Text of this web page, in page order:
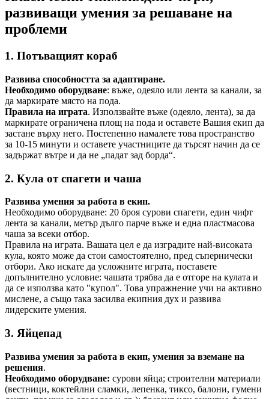
развиващи умения за решаване на
проблеми
1. Потъващият кораб
Развива способността за адаптиране.
Необходимо оборудване: въже, одеяло или лента за канали, за
да маркирате място на пода.
Правила на играта. Използвайте въже (одеяло, лента), за да
маркирате ограничена площ на пода и оставете Вашия екип да
застане върху него. Постепенно намалете това пространство
за 10-15 минути и оставете участниците да търсят начин да се
задържат вътре и да не „падат зад борда“.
2. Кула от спагети и чаша
Развива умения за работа в екип.
Необходимо оборудване: 20 броя сурови спагети, един чифт
лента за канали, метър дълго парче въже и една пластмасова
чаша за всеки отбор.
Правила на играта. Вашата цел е да изградите най-високата
кула, която може да стои самостоятелно, пред съпернически
отбори. Ако искате да усложните играта, поставете
допълнително условие: чашата трябва да е отгоре на кулата и
да се използва като "купол". Това упражнение учи на активно
мислене, а също така засилва екипния дух и развива
лидерските умения.
3. Яйцепад
Развива умения за работа в екип, умения за вземане на
решения.
Необходимо оборудване: сурови яйца; строителни материали
(вестници, коктейлни сламки, лепенка, тиксо, балони, гумени